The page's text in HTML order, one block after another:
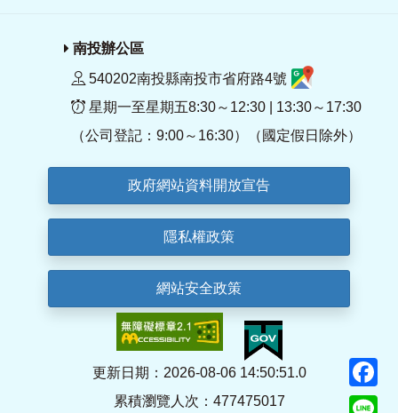
南投辦公區
540202南投縣南投市省府路4號
星期一至星期五8:30～12:30 | 13:30～17:30
（公司登記：9:00～16:30）（國定假日除外）
政府網站資料開放宣告
隱私權政策
網站安全政策
更新日期：2026-08-06 14:50:51.0
累積瀏覽人次：477475017